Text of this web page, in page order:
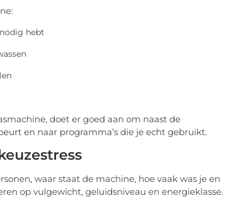
hebt
doet er goed aan om naast de
en naar programma’s die je echt gebruikt.
waar staat de machine, hoe vaak was je en
op vulgewicht, geluidsniveau en energieklasse.